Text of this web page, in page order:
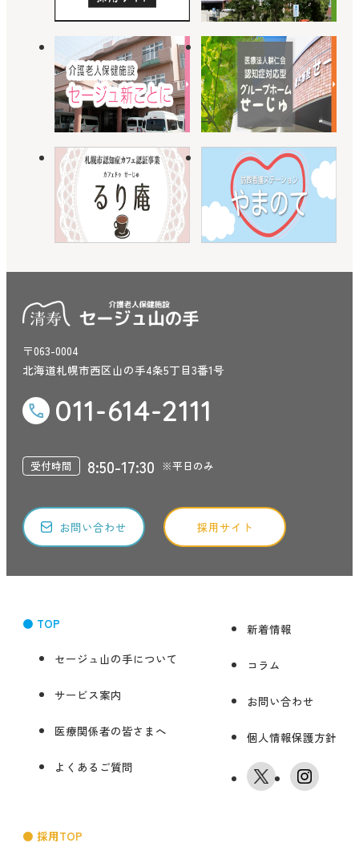
〒063-0004
北海道札幌市西区山の手4条5丁目3番1号
011-614-2111
受付時間 8:50-17:30 ※平日のみ
お問い合わせ 採用サイト
● TOP
セージュ山の手について
サービス案内
医療関係者の皆さまへ
よくあるご質問
● 採用TOP
新着情報
コラム
お問い合わせ
個人情報保護方針